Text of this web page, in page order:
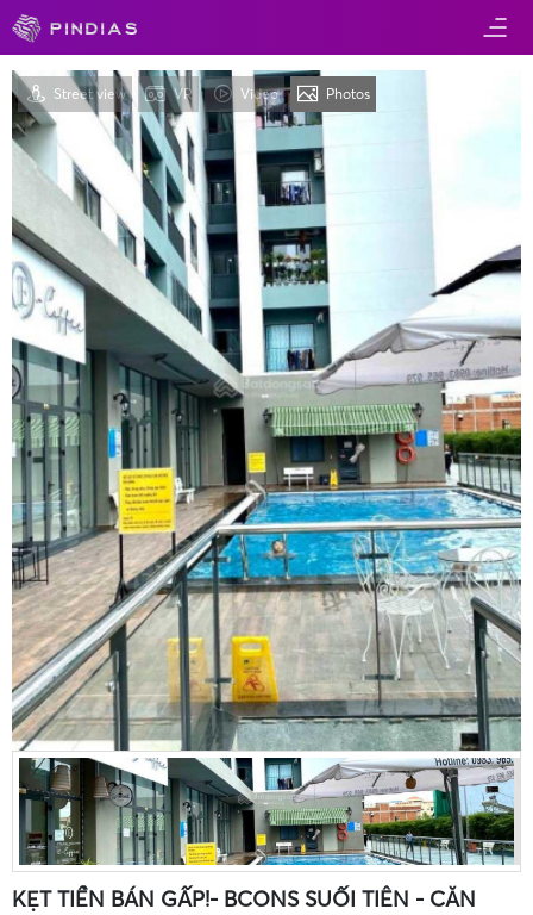
Street view VR Video Photos
KẸT TIỀN BÁN GẤP!- BCONS SUỐI TIÊN - CĂN